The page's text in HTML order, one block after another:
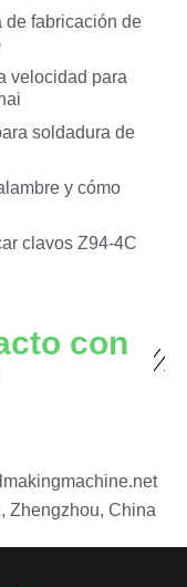
de fabricación de
velocidad para
soldadura de
y cómo
clavos Z94-4C
con
Zhengzhou, China